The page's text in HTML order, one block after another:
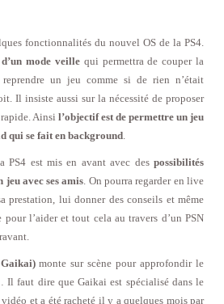
fonctionnalités du nouvel OS de la PS4.
mode veille qui permettra de couper la
un jeu comme si de rien n’était
Il insiste aussi sur la nécessité de proposer
Ainsi l’objectif est de permettre un jeu
qui se fait en background.
PS4 est mis en avant avec des possibilités
jeu avec ses amis. On pourra regarder en live
prestation, lui donner des conseils et même
pour l’aider et tout cela au travers d’un PSN
monte sur scène pour approfondir le
faut dire que Gaikai est spécialisé dans le
et a été racheté il y a quelques mois par